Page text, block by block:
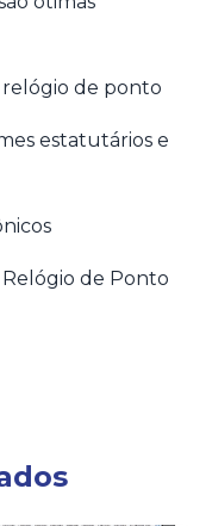
de ponto
estatutários e
de Ponto